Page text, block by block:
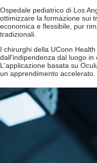
Ospedale pediatrico di Los
ottimizzare la formazione sui
economica e flessibile, pur
tradizionali.
I chirurghi della UConn Health
dall'indipendenza dal luogo in
L'applicazione basata su
un apprendimento accelerato.